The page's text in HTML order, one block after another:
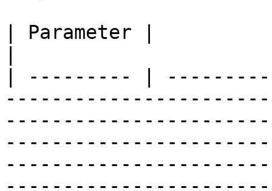
| Parameter |
| --------- |